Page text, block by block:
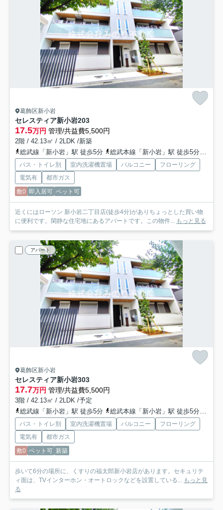
葛飾区新小岩
セレスティア新小岩203
17.5万円 管理/共益費5,500円
2階 / 42.13㎡ / 2LDK /新築
総武線「新小岩」駅 徒歩5分
総武本線「新小岩」駅 徒歩5分
バス・トイレ別 室内洗濯機置場 バルコニー
フローリング
電気有
都市ガス
敷0 即入居可 ペット可
近くにはローソン 新小岩二丁目店(徒歩4分)がありちょっとした買い物
に便利です。閑静な住宅地にあるアパートです。この物件... もっと見る
アパート
葛飾区新小岩
セレスティア新小岩303
17.7万円 管理/共益費5,500円
3階 / 42.13㎡ / 2LDK /予定
総武線「新小岩」駅 徒歩5分
総武本線「新小岩」駅 徒歩5分
バス・トイレ別 室内洗濯機置場 バルコニー
フローリング
電気有
都市ガス
敷0 ペット可 新築
歩いて6分の場所に、くすりの福太郎新小岩店があります。セキュリテ
ィ面は、TVインターホン・オートロックなどを設置している... もっと見
る